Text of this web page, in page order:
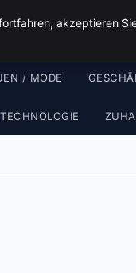
/ MODE
TECHNOLOGIE
akzeptieren